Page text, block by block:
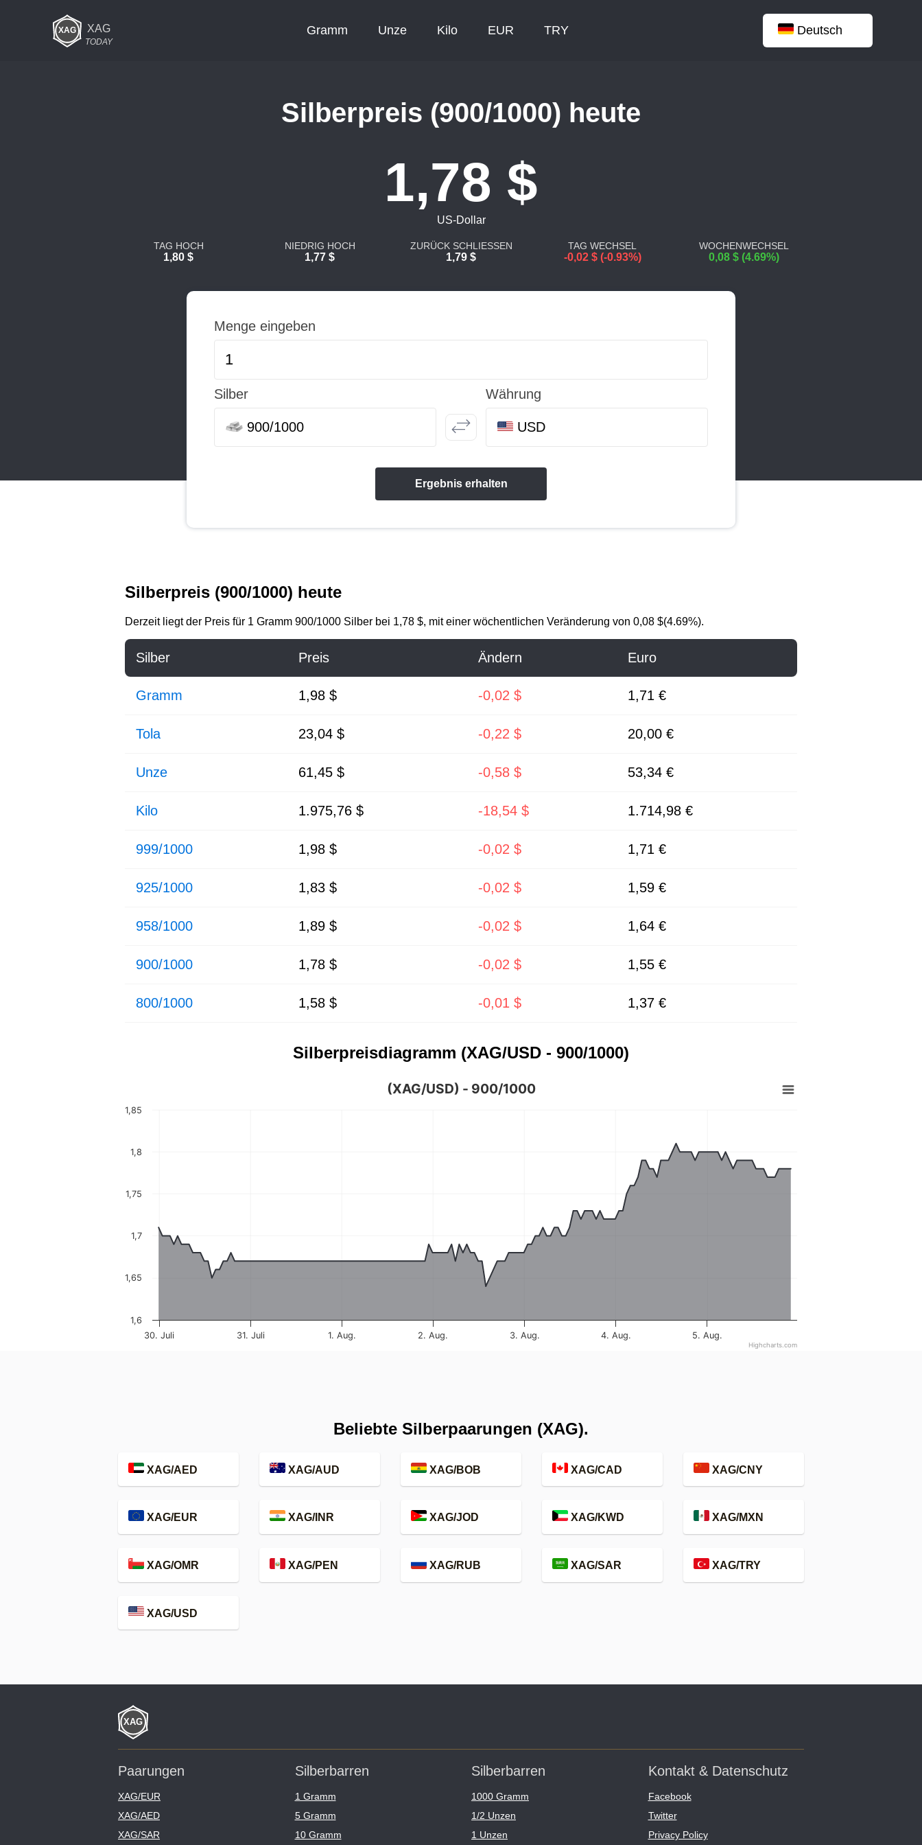
XAG
TODAY
Gramm Unze Kilo EUR TRY Deutsch
Silberpreis (900/1000) heute
1,78 $
US-Dollar
TAG HOCH
1,80 $
NIEDRIG HOCH
1,77 $
ZURÜCK SCHLIESSEN
1,79 $
TAG WECHSEL
-0,02 $ (-0.93%)
WOCHENWECHSEL
0,08 $ (4.69%)
Menge eingeben
Silber
900/1000
Währung
USD
Ergebnis erhalten
Silberpreis (900/1000) heute
Derzeit liegt der Preis für 1 Gramm 900/1000 Silber bei 1,78 $, mit einer wöchentlichen Veränderung von 0,08 $(4.69%).
Silber Preis Ändern Euro
Gramm 1,98 $ -0,02 $ 1,71 €
Tola 23,04 $ -0,22 $ 20,00 €
Unze 61,45 $ -0,58 $ 53,34 €
Kilo 1.975,76 $ -18,54 $ 1.714,98 €
999/1000 1,98 $ -0,02 $ 1,71 €
925/1000 1,83 $ -0,02 $ 1,59 €
958/1000 1,89 $ -0,02 $ 1,64 €
900/1000 1,78 $ -0,02 $ 1,55 €
800/1000 1,58 $ -0,01 $ 1,37 €
Silberpreisdiagramm (XAG/USD - 900/1000)
(XAG/USD) - 900/1000
30. Juli 31. Juli 1. Aug. 2. Aug. 3. Aug. 4. Aug. 5. Aug.
1,6
1,65
1,7
1,75
1,8
1,85
Highcharts.com
Beliebte Silberpaarungen (XAG).
XAG/AED XAG/AUD XAG/BOB XAG/CAD XAG/CNY
XAG/EUR XAG/INR XAG/JOD XAG/KWD XAG/MXN
XAG/OMR XAG/PEN XAG/RUB XAG/SAR XAG/TRY
XAG/USD
Paarungen
XAG/EUR
XAG/AED
XAG/SAR
Silberbarren
1 Gramm
5 Gramm
10 Gramm
Silberbarren
1000 Gramm
1/2 Unzen
1 Unzen
Kontakt & Datenschutz
Facebook
Twitter
Privacy Policy